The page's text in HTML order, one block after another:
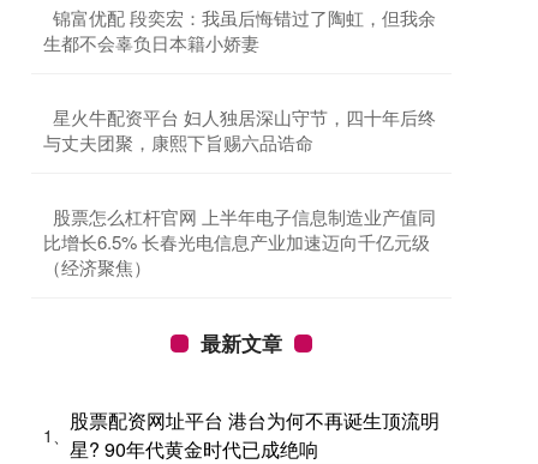
​锦富优配 段奕宏：我虽后悔错过了陶虹，但我余
生都不会辜负日本籍小娇妻
​星火牛配资平台 妇人独居深山守节，四十年后终
与丈夫团聚，康熙下旨赐六品诰命
​股票怎么杠杆官网 上半年电子信息制造业产值同
比增长6.5% 长春光电信息产业加速迈向千亿元级
（经济聚焦）
最新文章
1、
股票配资网址平台 港台为何不再诞生顶流明
星? 90年代黄金时代已成绝响